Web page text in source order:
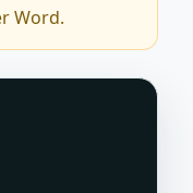
Word.